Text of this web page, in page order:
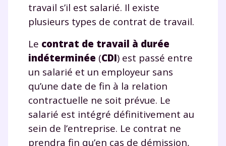
travail s’il est salarié. Il existe
plusieurs types de contrat de travail.
Le contrat de travail à durée
indéterminée (CDI) est passé entre
un salarié et un employeur sans
qu’une date de fin à la relation
contractuelle ne soit prévue. Le
salarié est intégré définitivement au
sein de l’entreprise. Le contrat ne
prendra fin qu’en cas de démission,